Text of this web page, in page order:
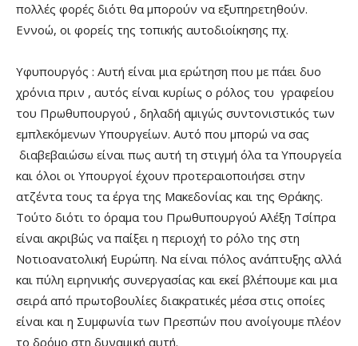
πολλές φορές διότι θα μπορούν να εξυπηρετηθούν.
Εννοώ, οι φορείς της τοπικής αυτοδιοίκησης πχ.
Υφυπουργός : Αυτή είναι μια ερώτηση που με πάει δυο
χρόνια πριν , αυτός είναι κυρίως ο ρόλος του γραφείου
του Πρωθυπουργού , δηλαδή αμιγώς συντονιστικός των
εμπλεκόμενων Υπουργείων. Αυτό που μπορώ να σας
διαβεβαιώσω είναι πως αυτή τη στιγμή όλα τα Υπουργεία
και όλοι οι Υπουργοί έχουν προτεραιοποιήσει στην
ατζέντα τους τα έργα της Μακεδονίας και της Θράκης.
Τούτο διότι το όραμα του Πρωθυπουργού Αλέξη Τσίπρα
είναι ακριβώς να παίξει η περιοχή το ρόλο της στη
Νοτιοανατολική Ευρώπη. Να είναι πόλος ανάπτυξης αλλά
και πύλη ειρηνικής συνεργασίας και εκεί βλέπουμε και μια
σειρά από πρωτοβουλίες διακρατικές μέσα στις οποίες
είναι και η Συμφωνία των Πρεσπών που ανοίγουμε πλέον
το δρόμο στη δυναμική αυτή.